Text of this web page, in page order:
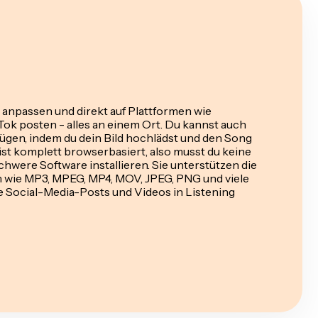
und direkt auf Plattformen wie
posten - alles an einem Ort. Du kannst auch
indem du dein Bild hochlädst und den Song
komplett browserbasiert, also musst du keine
Software installieren. Sie unterstützen die
MP3, MPEG, MP4, MOV, JPEG, PNG und viele
Social-Media-Posts und Videos in Listening